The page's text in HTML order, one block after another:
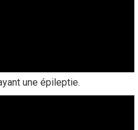
une épileptie.